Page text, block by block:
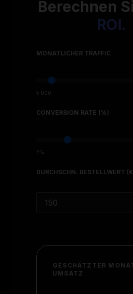
Berechnen
ROI.
MONATLICHER TRAFFIC
5.000
CONVERSION RATE (%)
2%
DURCHSCHN. BESTELLWERT
GESCHÄTZTER
UMSATZ